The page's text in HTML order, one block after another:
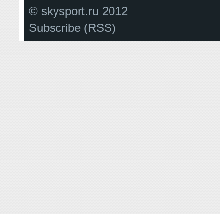
© skysport.ru 2012
Subscribe (RSS)